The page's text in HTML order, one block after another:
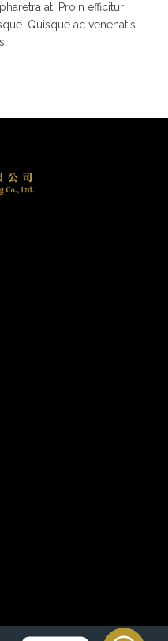
at. Proin efficitur
Quisque ac venenatis
WhatsApp